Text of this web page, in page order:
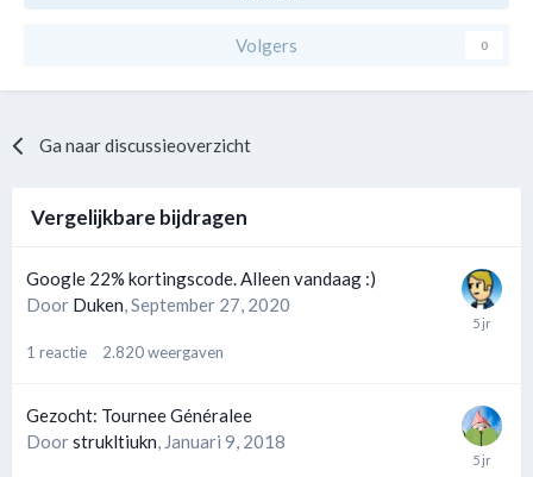
Volgers 0
Ga naar discussieoverzicht
Vergelijkbare bijdragen
Google 22% kortingscode. Alleen vandaag :)
Door Duken,September 27, 2020
1 reactie 2.820weergaven
Gezocht: Tournee Généralee
Doorstrukltiukn, Januari 9, 2018